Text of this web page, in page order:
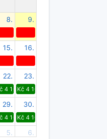
8. 9.
15. 16.
22.
4 100
23.
Kč 4 100
29.
4 100
30.
Kč 4 100
5. 6.